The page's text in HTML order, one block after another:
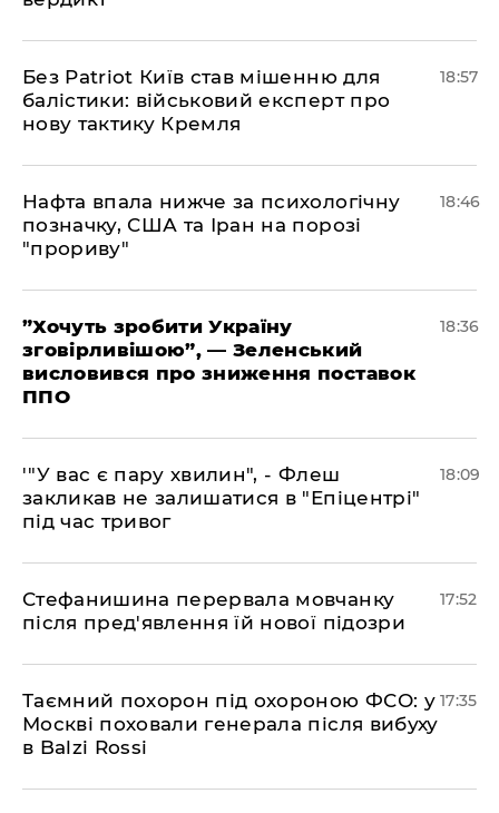
​Без Patriot Київ став мішенню для
балістики: військовий експерт про
нову тактику Кремля
18:57
​Нафта впала нижче за психологічну
позначку, США та Іран на порозі
"прориву"
18:46
​”Хочуть зробити Україну
зговірливішою”, — Зеленський
висловився про зниження поставок
ППО
18:36
​'"У вас є пару хвилин", - Флеш
закликав не залишатися в "Епіцентрі"
під час тривог
18:09
​Стефанишина перервала мовчанку
після пред'явлення їй нової підозри
17:52
​Таємний похорон під охороною ФСО: у
Москві поховали генерала після вибуху
в Balzi Rossi
17:35